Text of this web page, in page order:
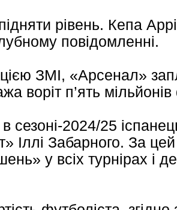
рівень. Кепа
повідомленні.
ЗМІ, «Арсенал»
воріт п’ять
сезоні-2024/25
Іллі Забарного. За
у всіх турнірах і